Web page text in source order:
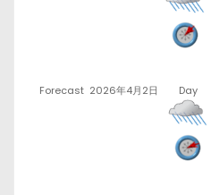
Forecast 2026年4月2日 Day